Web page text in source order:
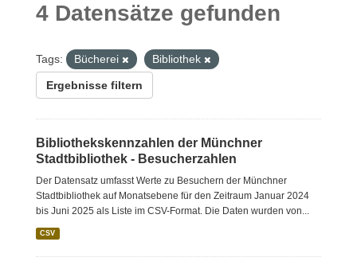
4 Datensätze gefunden
Tags: Bücherei Bibliothek
Ergebnisse filtern
Bibliothekskennzahlen der Münchner
Stadtbibliothek - Besucherzahlen
Der Datensatz umfasst Werte zu Besuchern der Münchner
Stadtbibliothek auf Monatsebene für den Zeitraum Januar 2024
bis Juni 2025 als Liste im CSV-Format. Die Daten wurden von...
CSV